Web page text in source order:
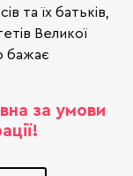
та їх батьків,
Великої
бажає
за умови